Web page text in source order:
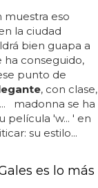
muestra eso
la ciudad
bien guapa a
ha conseguido,
punto de
, con clase,
madonna se ha
película 'w... ' en
su estilo...
es lo más